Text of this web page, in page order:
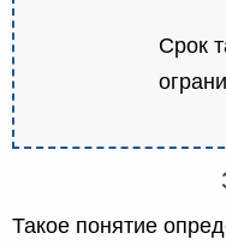
Срок
Такое понятие